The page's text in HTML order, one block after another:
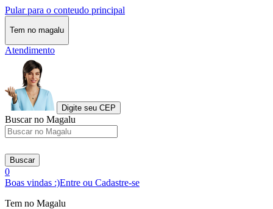
Pular para o conteudo principal
Tem no magalu
Atendimento
Digite seu CEP
Buscar no Magalu
Buscar
0
Boas vindas :)Entre ou Cadastre-se
Tem no Magalu